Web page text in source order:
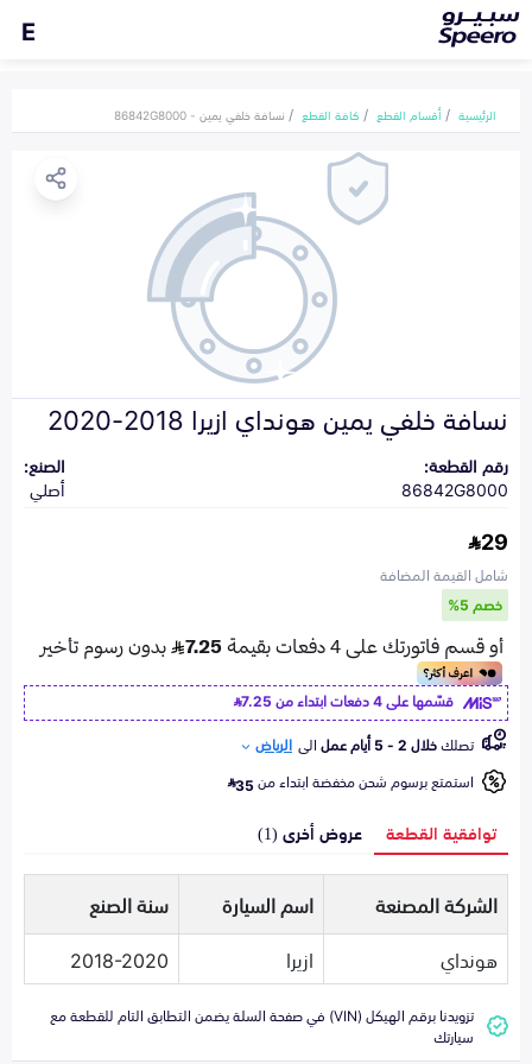
E
الرئيسية أقسام القطع كافة القطع نسافة خلفي يمين - 86842G8000
نسافة خلفي يمين هونداي ازيرا 2018-2020
رقم القطعة:
86842G8000
الصنع:
أصلي
29
شامل القيمة المضافة
خصم 5%
قسّمها على 4 دفعات ابتداء من
7.25
تصلكخلال 2 - 5 أيام عمل الى الرياض
استمتع برسوم شحن مخفضة ابتداء من35
توافقية القطعة عروض أخرى (1)
الشركة المصنعة اسم السيارة
سنة الصنع
هونداي
ازيرا 2018-2020
تزويدنا برقم الهيكل (VIN) في صفحة السلة يضمن التطابق التام للقطعة مع
سيارتك